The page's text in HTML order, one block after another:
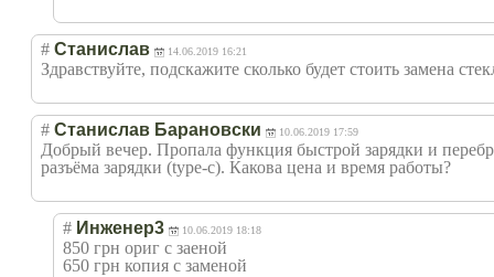
# Станислав 14.06.2019 16:21
Здравствуйте, подскажите сколько будет стоить замена
# Станислав Барановски 10.06.2019 17:59
Добрый вечер. Пропала функция быстрой зарядки и
разъёма зарядки (type-c). Какова цена и время работы?
# Инженер3 10.06.2019 18:18
850 грн ориг с заеной
650 грн копия с заменой